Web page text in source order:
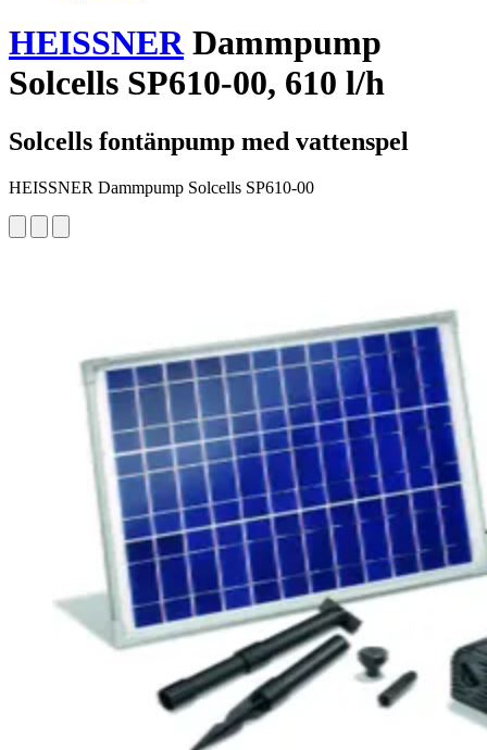
HEISSNERDamm­pump
Solcells SP610-00, 610 l/h
Solcells fontänpump med vattenspel
HEISSNER Damm­pump Solcells SP610-00